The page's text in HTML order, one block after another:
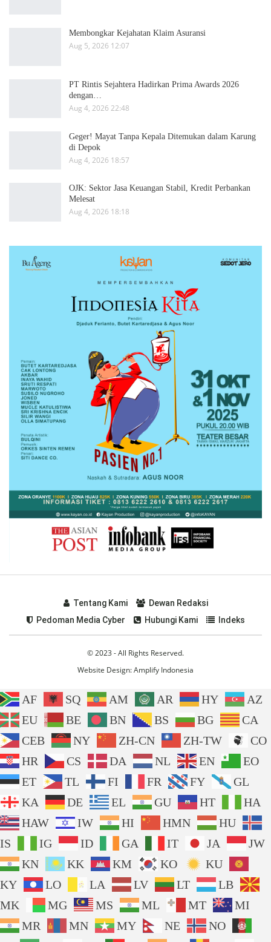
Membongkar Kejahatan Klaim Asuransi
Aug 5, 2026 12:07
PT Rintis Sejahtera Hadirkan Prima Awards 2026
dengan…
Aug 4, 2026 22:48
Geger! Mayat Tanpa Kepala Ditemukan dalam Karung
di Depok
Aug 4, 2026 18:57
OJK: Sektor Jasa Keuangan Stabil, Kredit Perbankan
Melesat
Aug 4, 2026 18:18
Tentang Kami
Dewan Redaksi
Pedoman Media Cyber
Hubungi Kami Indeks
© 2023 - All Rights Reserved.
Website Design:Amplify Indonesia
AF SQ AM AR HY
AZ
EU
BE BN BS BG
CA
CEB
NY ZH-CN ZH-TW
CO
HR
CS DA NL EN
EO
ET
TL FI FR FY
GL
KA
DE EL GU HT
HA
HAW
IW HI HMN
HU
IS
IG ID GA IT JA
JW
KN
KK KM KO
KU
KY
LO LA LV LT
LB
MK
MG MS ML MT
MI
MR
MN MY NE
NO